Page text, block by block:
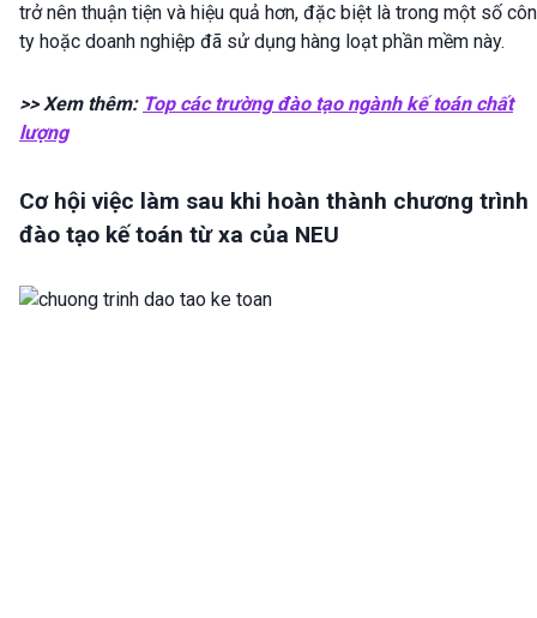
trở nên thuận tiện và hiệu quả hơn, đặc biệt là trong một số
ty hoặc doanh nghiệp đã sử dụng hàng loạt phần mềm này.
>> Xem thêm: Top các trường đào tạo ngành kế toán chất
lượng
Cơ hội việc làm sau khi hoàn thành chương trình
đào tạo kế toán từ xa của NEU